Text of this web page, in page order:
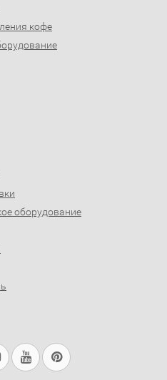
кофе
оборудование